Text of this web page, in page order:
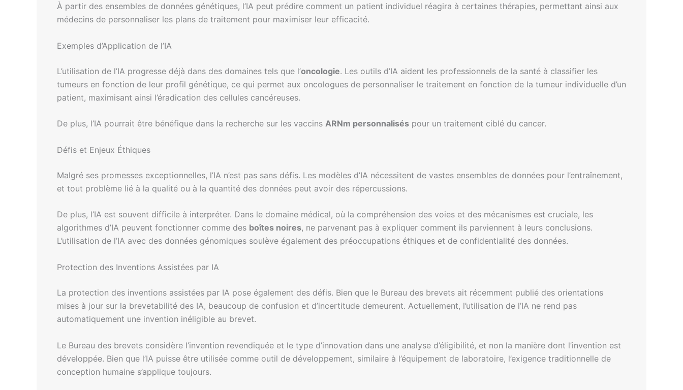
À partir des ensembles de données génétiques, l’IA peut prédire comment un patient individuel réagira à certaines thérapies, permettant ainsi aux
médecins de personnaliser les plans de traitement pour maximiser leur efficacité.
Exemples d’Application de l’IA
L’utilisation de l’IA progresse déjà dans des domaines tels que l’oncologie. Les outils d’IA aident les professionnels de la santé à classifier les
tumeurs en fonction de leur profil génétique, ce qui permet aux oncologues de personnaliser le traitement en fonction de la tumeur individuelle d’un
patient, maximisant ainsi l’éradication des cellules cancéreuses.
De plus, l’IA pourrait être bénéfique dans la recherche sur les vaccins ARNm personnalisés pour un traitement ciblé du cancer.
Défis et Enjeux Éthiques
Malgré ses promesses exceptionnelles, l’IA n’est pas sans défis. Les modèles d’IA nécessitent de vastes ensembles de données pour l’entraînement,
et tout problème lié à la qualité ou à la quantité des données peut avoir des répercussions.
De plus, l’IA est souvent difficile à interpréter. Dans le domaine médical, où la compréhension des voies et des mécanismes est cruciale, les
algorithmes d’IA peuvent fonctionner comme des boîtes noires, ne parvenant pas à expliquer comment ils parviennent à leurs conclusions.
L’utilisation de l’IA avec des données génomiques soulève également des préoccupations éthiques et de confidentialité des données.
Protection des Inventions Assistées par IA
La protection des inventions assistées par IA pose également des défis. Bien que le Bureau des brevets ait récemment publié des orientations
mises à jour sur la brevetabilité des IA, beaucoup de confusion et d’incertitude demeurent. Actuellement, l’utilisation de l’IA ne rend pas
automatiquement une invention inéligible au brevet.
Le Bureau des brevets considère l’invention revendiquée et le type d’innovation dans une analyse d’éligibilité, et non la manière dont l’invention est
développée. Bien que l’IA puisse être utilisée comme outil de développement, similaire à l’équipement de laboratoire, l’exigence traditionnelle de
conception humaine s’applique toujours.